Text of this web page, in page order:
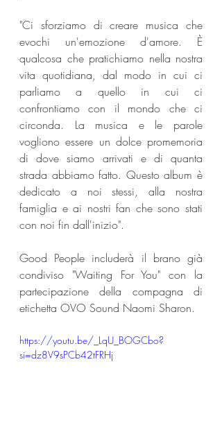
"Ci sforziamo di creare musica che
evochi un'emozione d'amore. È
qualcosa che pratichiamo nella nostra
vita quotidiana, dal modo in cui ci
parliamo a quello in cui ci
confrontiamo con il mondo che ci
circonda. La musica e le parole
vogliono essere un dolce promemoria
di dove siamo arrivati e di quanta
strada abbiamo fatto. Questo album è
dedicato a noi stessi, alla nostra
famiglia e ai nostri fan che sono stati
con noi fin dall'inizio".
Good People includerà il brano già
condiviso "Waiting For You" con la
partecipazione della compagna di
etichetta OVO Sound Naomi Sharon.
https://youtu.be/_LqU_BOGCbo?
si=dz8V9sPCb42tFRHj